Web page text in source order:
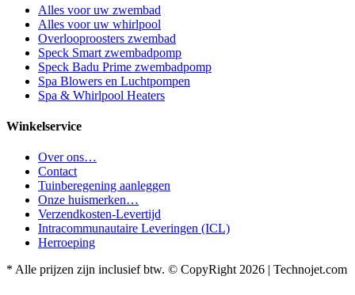
Alles voor uw zwembad
Alles voor uw whirlpool
Overlooproosters zwembad
Speck Smart zwembadpomp
Speck Badu Prime zwembadpomp
Spa Blowers en Luchtpompen
Spa & Whirlpool Heaters
Winkelservice
Over ons…
Contact
Tuinberegening aanleggen
Onze huismerken…
Verzendkosten-Levertijd
Intracommunautaire Leveringen (ICL)
Herroeping
* Alle prijzen zijn inclusief btw. © CopyRight 2026 | Technojet.com